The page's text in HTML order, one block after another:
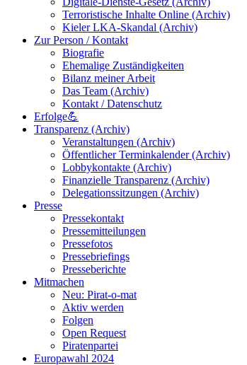
Terroristische Inhalte Online (Archiv)
Kieler LKA-Skandal (Archiv)
Zur Person / Kontakt
Biografie
Ehemalige Zuständigkeiten
Bilanz meiner Arbeit
Das Team (Archiv)
Kontakt / Datenschutz
Erfolge💪
Transparenz (Archiv)
Veranstaltungen (Archiv)
Öffentlicher Terminkalender (Archiv)
Lobbykontakte (Archiv)
Finanzielle Transparenz (Archiv)
Delegationssitzungen (Archiv)
Presse
Pressekontakt
Pressemitteilungen
Pressefotos
Pressebriefings
Presseberichte
Mitmachen
Neu: Pirat-o-mat
Aktiv werden
Folgen
Open Request
Piratenpartei
Europawahl 2024